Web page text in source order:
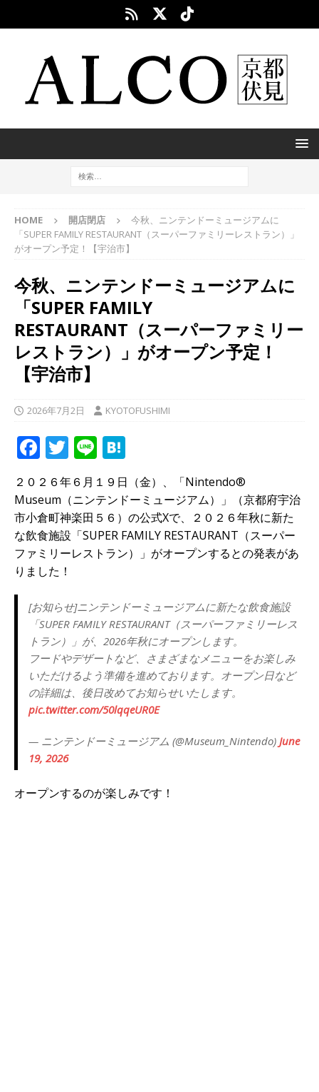
HOME 開店閉店
今秋、ニンテンドーミュージアムに
「SUPER FAMILY RESTAURANT（スーパーファミリーレストラン）」
がオープン予定！【宇治市】
今秋、ニンテンドーミュージアムに
「SUPER FAMILY
RESTAURANT（スーパーファミリー
レストラン）」がオープン予定！
【宇治市】
2026年7月2日 KYOTOFUSHIMI
F
a
c
e
b
o
o
k
T
w
it
te
r
Li
n
e
at
e
n
a
２０２６年６月１９日（金）、「Nintendo®
Museum（ニンテンドーミュージアム）」（京都府宇治
市小倉町神楽田５６）の公式Xで、２０２６年秋に新た
な飲食施設「SUPER FAMILY RESTAURANT（スーパー
ファミリーレストラン）」がオープンするとの発表があ
りました！
[お知らせ]ニンテンドーミュージアムに新たな飲食施設
「SUPER FAMILY RESTAURANT（スーパーファミリーレス
トラン）」が、2026年秋にオープンします。
フードやデザートなど、さまざまなメニューをお楽しみ
いただけるよう準備を進めております。オープン日など
の詳細は、後日改めてお知らせいたします。
pic.twitter.com/50lqqeUR0E
— ニンテンドーミュージアム (@Museum_Nintendo) June
19, 2026
オープンするのが楽しみです！